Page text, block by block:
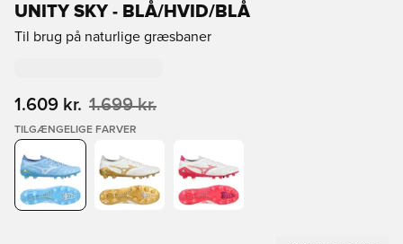
UNITY SKY - BLÅ/HVID/BLÅ
Til brug på naturlige græsbaner
1.609 kr. 1.699 kr.
TILGÆNGELIGE FARVER